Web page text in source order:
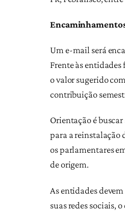
Um e-mail será
Frente às
o valor sugerido
contribuição
Orientação é
para a reinstalação
os parlamentares
de origem.
As entidades
suas redes sociais,